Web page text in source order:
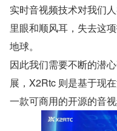
实时音视频技术对我们
里眼和顺风耳，失去这
地球。
因此我们需要不断的潜
展，X2Rtc 则是基于现
一款可商用的开源的音视